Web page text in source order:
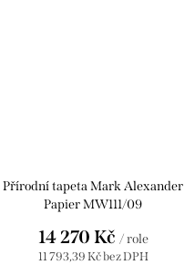
Přírodní tapeta Mark Alexander
Papier MW111/09
11 793,39 Kč bez DPH
14 270 Kč / role